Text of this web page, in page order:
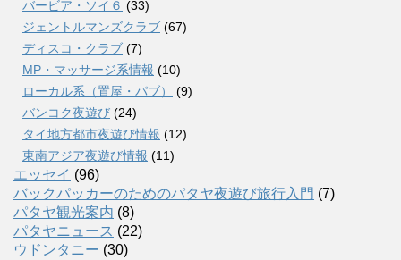
バービア・ソイ６ (33)
ジェントルマンズクラブ (67)
ディスコ・クラブ (7)
MP・マッサージ系情報 (10)
ローカル系（置屋・パブ）
(9)
バンコク夜遊び (24)
タイ地方都市夜遊び情報 (12)
東南アジア夜遊び情報 (11)
エッセイ (96)
バックパッカーのためのパタヤ夜遊び旅行入門 (7)
パタヤ観光案内 (8)
パタヤニュース (22)
ウドンタニー (30)